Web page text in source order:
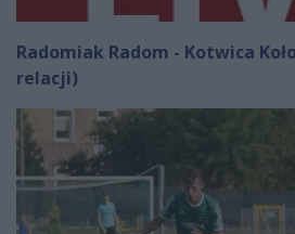
Radomiak Radom - Kotwica
relacji)